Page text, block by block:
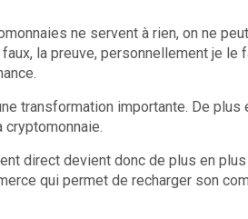
ne servent à rien, on ne
la preuve, personnellement je le
transformation importante. De plus
cryptomonnaie.
direct devient donc de plus en
qui permet de recharger son